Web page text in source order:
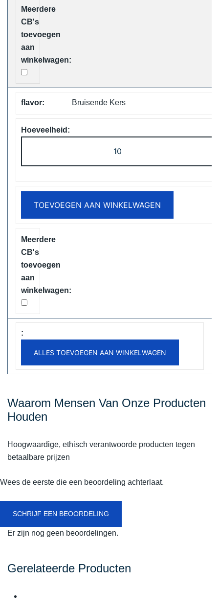
Bruisende Kers
Viking
12000
Disposable
Vape
Free
TOEVOEGEN AAN WINKELWAGEN
ALLES TOEVOEGEN AAN WINKELWAGEN
Waarom Mensen Van Onze Producten
Houden
Hoogwaardige, ethisch verantwoorde producten tegen
betaalbare prijzen
Wees de eerste die een beoordeling achterlaat.
SCHRIJF EEN BEOORDELING
Er zijn nog geen beoordelingen.
Gerelateerde Producten